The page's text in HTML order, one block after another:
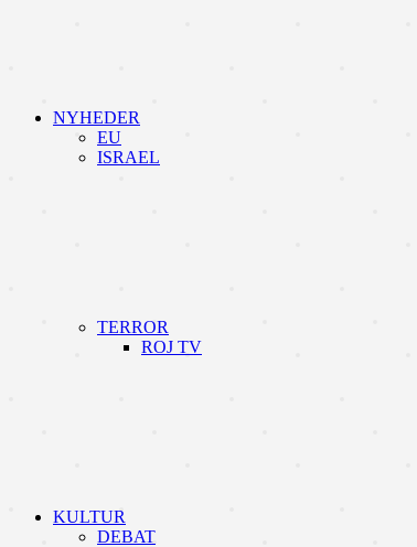
NYHEDER
EU
ISRAEL
TERROR
ROJ TV
KULTUR
DEBAT